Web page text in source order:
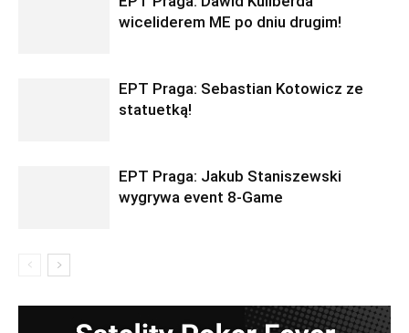
wiceliderem ME po dniu drugim!
EPT Praga: Sebastian Kotowicz ze
statuetką!
EPT Praga: Jakub Staniszewski
wygrywa event 8-Game